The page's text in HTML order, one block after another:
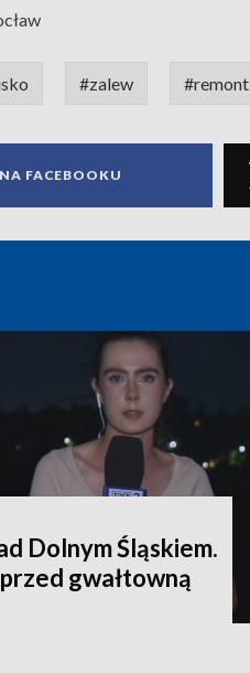
#zalew #remont
FACEBOOKU
Dolnym Śląskiem.
gwałtowną